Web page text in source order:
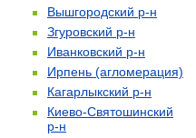
Вышгородский р-н
Згуровский р-н
Иванковский р-н
Ирпень (агломерация)
Кагарлыкский р-н
Киево-Святошинский
р-н